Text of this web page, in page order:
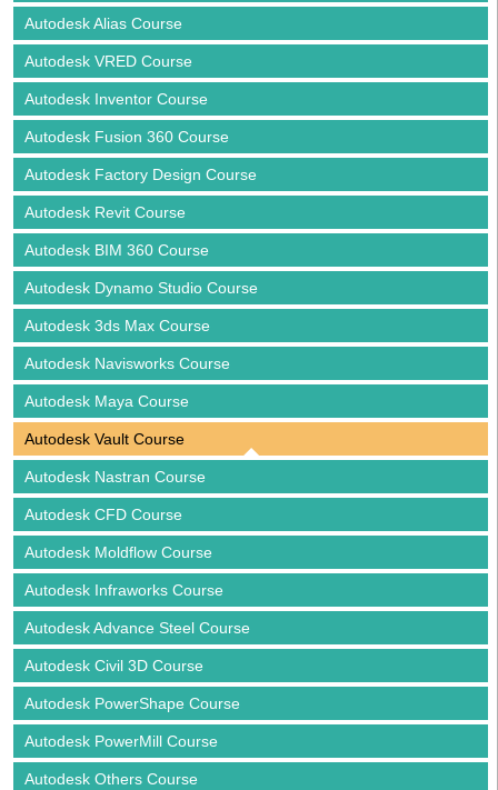
Autodesk Alias Course
Autodesk VRED Course
Autodesk Inventor Course
Autodesk Fusion 360 Course
Autodesk Factory Design Course
Autodesk Revit Course
Autodesk BIM 360 Course
Autodesk Dynamo Studio Course
Autodesk 3ds Max Course
Autodesk Navisworks Course
Autodesk Maya Course
Autodesk Vault Course
Autodesk Nastran Course
Autodesk CFD Course
Autodesk Moldflow Course
Autodesk Infraworks Course
Autodesk Advance Steel Course
Autodesk Civil 3D Course
Autodesk PowerShape Course
Autodesk PowerMill Course
Autodesk Others Course